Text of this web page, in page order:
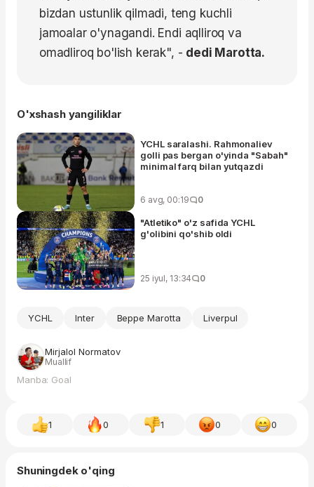
bizdan ustunlik qilmadi, teng kuchli
jamoalar o'ynagandi. Endi aqlliroq va
omadliroq bo'lish kerak", - dedi Marotta.
O'xshash yangiliklar
YCHL saralashi. Rahmonaliev
golli pas bergan o'yinda "Sabah"
minimal farq bilan yutqazdi
6 avg, 00:19 0
"Atletiko" o'z safida YCHL
g'olibini qo'shib oldi
25 iyul, 13:34 0
YCHL Inter Beppe Marotta Liverpul
Mirjalol Normatov
Muallif
Manba: Goal
1 0 1 0 0
Shuningdek o'qing